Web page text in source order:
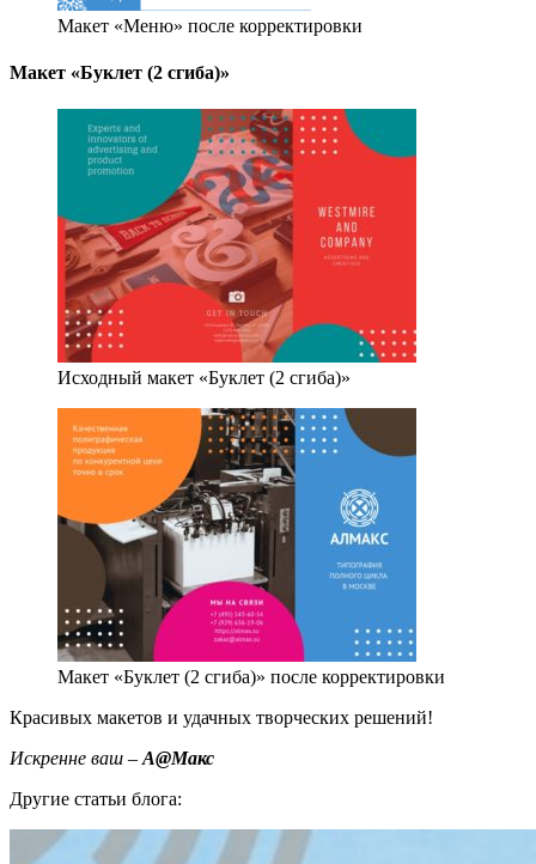
Макет «Меню» после корректировки
Макет «Буклет (2 сгиба)»
Исходный макет «Буклет (2 сгиба)»
Макет «Буклет (2 сгиба)» после корректировки
Красивых макетов и удачных творческих решений!
Искренне ваш – А@Макс
Другие статьи блога: